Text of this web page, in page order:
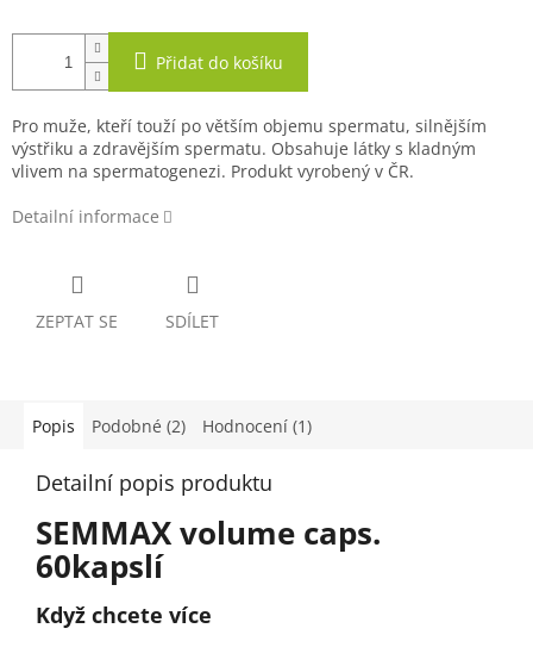
Přidat do košíku
Pro muže, kteří touží po větším objemu spermatu, silnějším
výstřiku a zdravějším spermatu. Obsahuje látky s kladným
vlivem na spermatogenezi. Produkt vyrobený v ČR.
Detailní informace
ZEPTAT SE SDÍLET
Popis Podobné (2) Hodnocení (1)
Detailní popis produktu
SEMMAX volume caps.
60kapslí
Když chcete více